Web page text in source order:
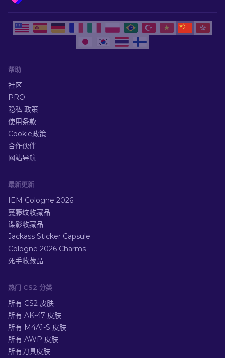
帮助
社区
PRO
隐私 政策
使用条款
Cookie政策
合作伙伴
网站导航
最新更新
IEM Cologne 2026
蔓藤纹收藏品
谍影收藏品
Jackass Sticker Capsule
Cologne 2026 Charms
死手收藏品
热门 CS2 分类
所有 CS2 皮肤
所有 AK-47 皮肤
所有 M4A1-S 皮肤
所有 AWP 皮肤
所有刀具皮肤